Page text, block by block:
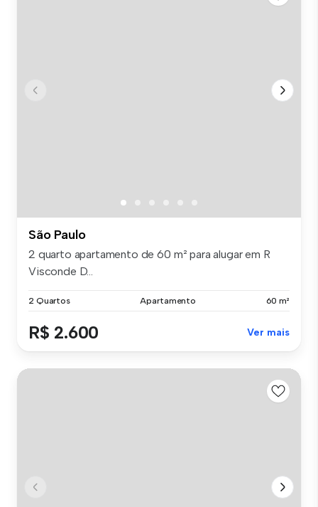
São Paulo
2 quarto apartamento de 60 m² para alugar em R
Visconde D...
2 Quartos Apartamento 60 m²
R$ 2.600 Ver mais